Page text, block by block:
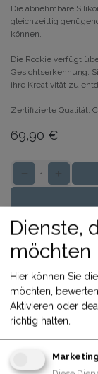
Die abnehmbare
gleichzeittig
können.
Die Rookie verfügt
Gesichtserkennung.
ihre Kreativität zu
Zertifizierte Qualität:
69,90 €
Share
Allgemeine
30-Tage-Geld-
Versand: 2-3
Dienste,
möchten
Hier können Sie
möchten,
Aktivieren oder
richtig halten.
Marketing